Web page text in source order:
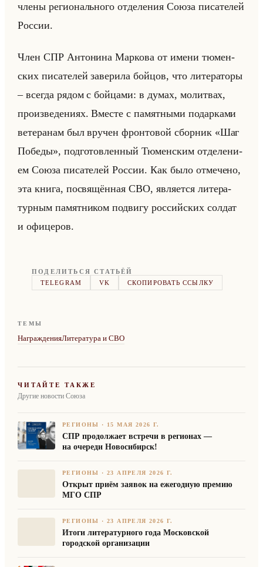
члены ре­ги­онально­го от­де­ле­ния Союза пи­са­те­лей
Рос­сии.
Член СПР Ан­то­ни­на Мар­ко­ва от имени тю­мен­
ских пи­са­те­лей за­ве­ри­ла бойцов, что ли­те­ра­то­ры
– все­гда рядом с бойца­ми: в думах, мо­лит­вах,
про­из­ве­де­ни­ях. Вме­сте с па­мят­ны­ми по­дар­ка­ми
ве­те­ра­нам был вру­чен фрон­то­вой сбор­ник «Шаг
Победы», под­го­тов­лен­ный Тю­мен­ским от­де­ле­ни­
ем Союза пи­са­те­лей Рос­сии. Как было от­ме­че­но,
эта книга, по­свя­щён­ная СВО, яв­ля­ет­ся ли­те­ра­
тур­ным па­мят­ни­ком по­дви­гу рос­сийских сол­дат
и офи­це­ров.
ПОДЕЛИТЬСЯ СТАТЬЁЙ
TELEGRAM
VK СКОПИРОВАТЬ ССЫЛКУ
ТЕМЫ
НагражденияЛитература и СВО
ЧИТАЙТЕ ТАКЖЕ
Другие новости Союза
РЕГИОНЫ · 15 МАЯ 2026 Г.
СПР продолжает встречи в регионах —
на очереди Новосибирск!
РЕГИОНЫ ·23 АПРЕЛЯ 2026 Г.
Открыт приём заявок на ежегодную премию
МГО СПР
РЕГИОНЫ ·23 АПРЕЛЯ 2026 Г.
Итоги литературного года Московской
городской организации